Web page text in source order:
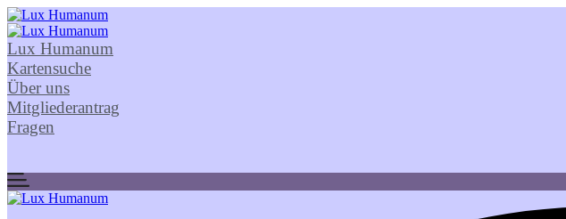
Lux Humanum
Kartensuche
Über uns
Mitgliederantrag
Fragen